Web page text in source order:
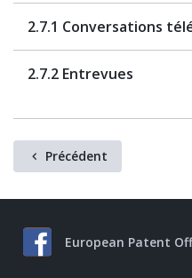
2.7.1 Conversations
2.7.2 Entrevues
Précédent
European Patent